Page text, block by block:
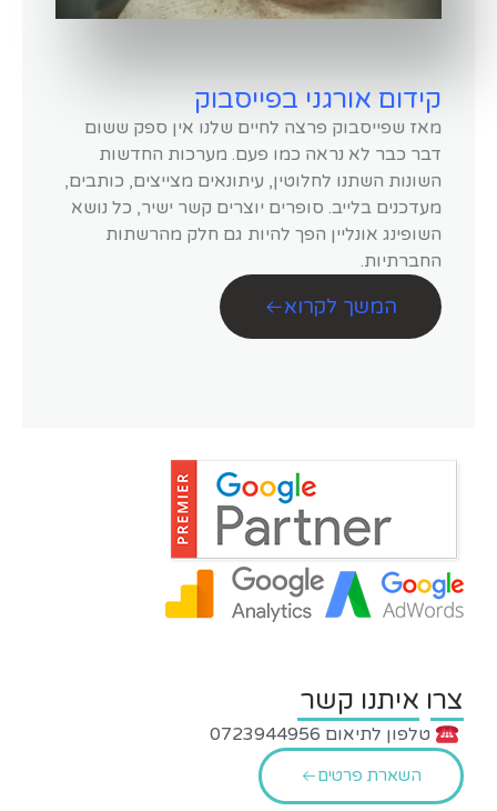
קידום אורגני בפייסבוק
מאז שפייסבוק פרצה לחיים שלנו אין ספק ששום
דבר כבר לא נראה כמו פעם. מערכות החדשות
השונות השתנו לחלוטין, עיתונאים מצייצים, כותבים,
מעדכנים בלייב. סופרים יוצרים קשר ישיר, כל נושא
השופינג אונליין הפך להיות גם חלק מהרשתות
החברתיות.
המשך לקרוא
צרו איתנו קשר
טלפון לתיאום 0723944956
השארת פרטים